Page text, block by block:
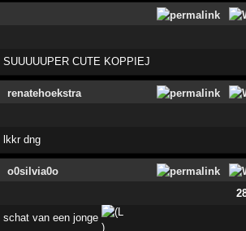
SUUUUUPER CUTE KOPPIEJ
renatehoekstra
lkkr dng
o0silvia0o
schat van een jonge